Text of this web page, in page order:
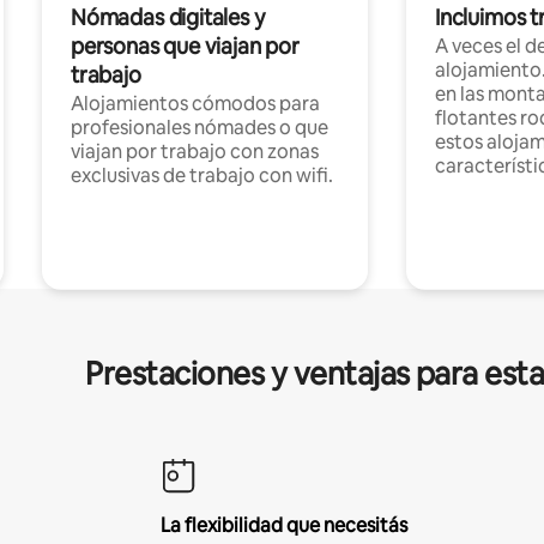
Nómadas digitales y
personas que viajan por
trabajo
Alojamientos cómodos para
profesionales nómades o que
viajan por trabajo con zonas
exclusivas de trabajo con wifi.
Incluimos
A veces el
en las
flotantes
estos
Prestaciones y ventajas para
La flexibilidad que necesitás